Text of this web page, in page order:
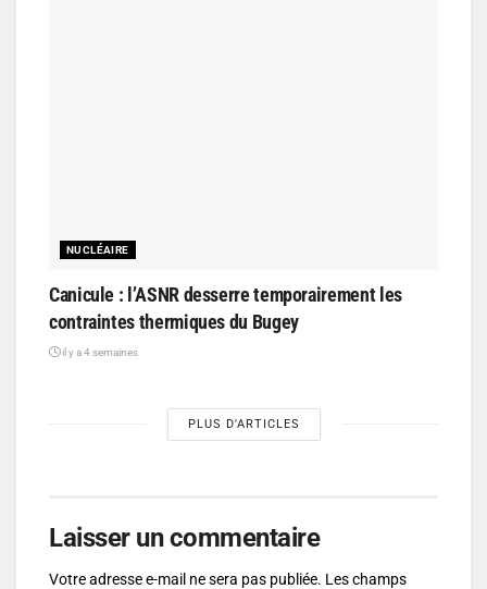
NUCLÉAIRE
Canicule : l’ASNR desserre temporairement les
contraintes thermiques du Bugey
il y a 4 semaines
PLUS D'ARTICLES
Laisser un commentaire
Votre adresse e-mail ne sera pas publiée. Les champs